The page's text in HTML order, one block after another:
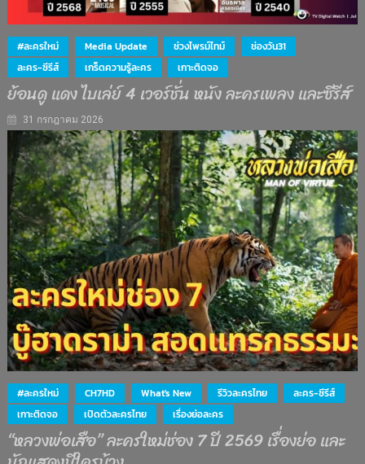
#ละครใหม่ Media Update ช่วงไพรม์ไทม์
ช่องวัน31
ละคร-ซีรีส์
เกร็ดความรู้ละคร เกาะติดจอ
ย้อนดู แดง ไบเล่ย์ 4 เวอร์ชั่น หนัง ละครเพลง และซีรีส์
31 กรกฎาคม 2026
#ละครใหม่ CH7HD What's New รีวิวละครไทย
ละคร-ซีรีส์
เกาะติดจอ
เปิดตัวละครไทย เรื่องย่อละคร
“หลวงพ่อเสือ” ละครใหม่ช่อง 7 ปี 2569 เรื่องย่อ และ